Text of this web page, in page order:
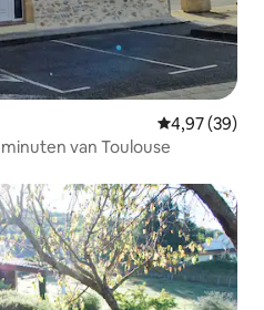
Gemiddelde
4,97 (39)
van Toulouse